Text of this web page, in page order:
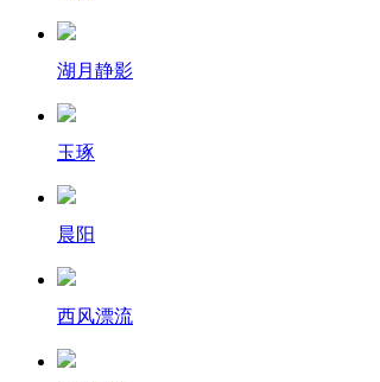
湖月静影
玉琢
晨阳
西风漂流